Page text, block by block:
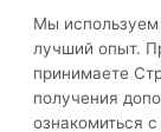
Правовая
Политики
Мы используем
лучший опыт.
принимаете
получения
ознакомиться